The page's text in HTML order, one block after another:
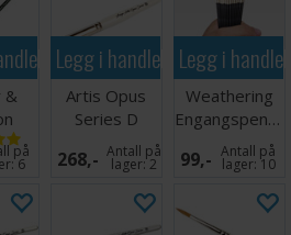
&
8
på
6
Legg i handlekurven
Artis Opus
Series D
Drybrush L
268,- Antall på
lager:2
Legg i
Weathering
(25 stk)
99,- Antall på
lager: 10